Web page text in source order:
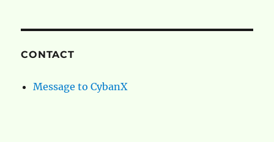
CONTACT
Message to CybanX